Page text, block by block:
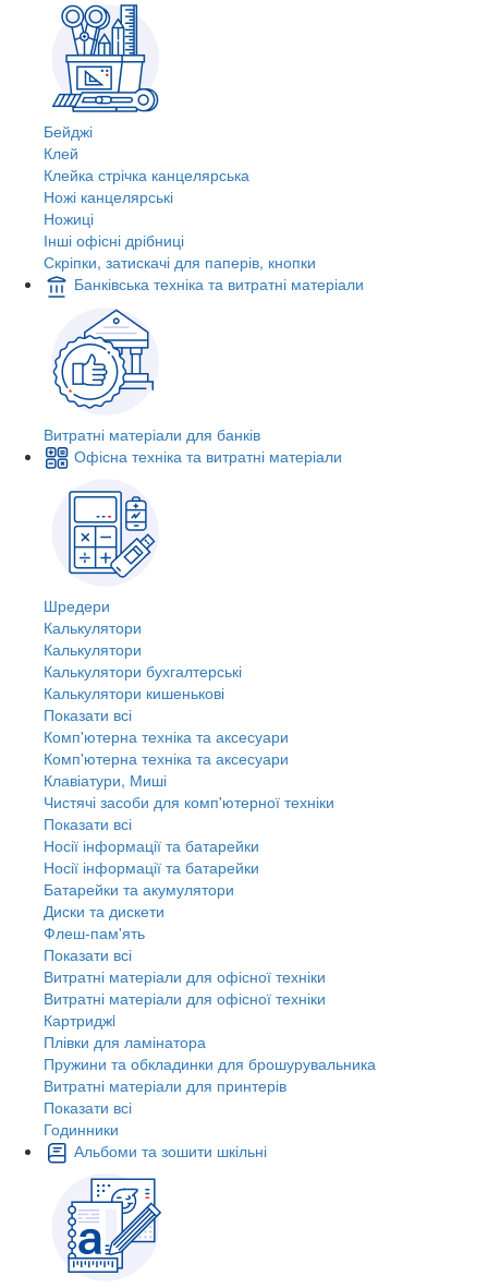
Бейджі
Клей
Клейка стрічка канцелярська
Ножі канцелярські
Ножиці
Інші офісні дрібниці
Скріпки, затискачі для паперів, кнопки
Банківська техніка та витратні матеріали
Витратні матеріали для банків
Офісна техніка та витратні матеріали
Шредери
Калькулятори
Калькулятори
Калькулятори бухгалтерські
Калькулятори кишенькові
Показати всі
Комп'ютерна техніка та аксесуари
Комп'ютерна техніка та аксесуари
Клавіатури, Миші
Чистячі засоби для комп'ютерної техніки
Показати всі
Носії інформації та батарейки
Носії інформації та батарейки
Батарейки та акумулятори
Диски та дискети
Флеш-пам'ять
Показати всі
Витратні матеріали для офісної техніки
Витратні матеріали для офісної техніки
Картриджi
Плівки для ламінатора
Пружини та обкладинки для брошурувальника
Витратні матеріали для принтерів
Показати всі
Годинники
Альбоми та зошити шкільні